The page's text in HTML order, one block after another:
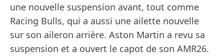
une nouvelle suspension avant, tout comme
Racing Bulls, qui a aussi une ailette nouvelle
sur son aileron arrière. Aston Martin a revu sa
suspension et a ouvert le capot de son AMR26.